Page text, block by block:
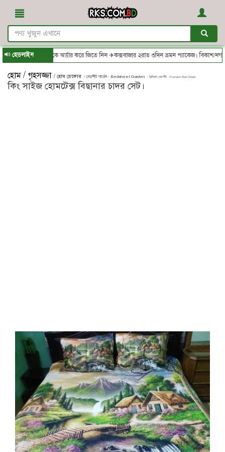
হেডলাইন- থেকে অর্ডার করে জিতে নিন ✈কক্সবাজার ২রাত ৩দিন ভ্রমন প্যাকেজ। বিকাশ/নগদ/
হোম / গৃহসজ্জা / হোম ডেকোর / বেডশীট গার্ডেন - Bedsheet Garden / প্রিমিয়াম বেডশীট - Premium Bed Sheet
কিং সাইজ হোমটেক্স বিছানার চাদর সেট।